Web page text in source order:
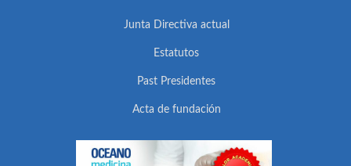
Junta Directiva actual
Estatutos
Past Presidentes
Acta de fundación